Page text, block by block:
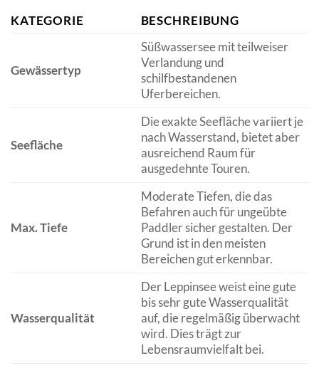
KATEGORIE BESCHREIBUNG
Gewässertyp
Süßwassersee mit teilweiser
Verlandung und
schilfbestandenen
Uferbereichen.
Seefläche
Die exakte Seefläche variiert je
nach Wasserstand, bietet aber
ausreichend Raum für
ausgedehnte Touren.
Max. Tiefe
Moderate Tiefen, die das
Befahren auch für ungeübte
Paddler sicher gestalten. Der
Grund ist in den meisten
Bereichen gut erkennbar.
Wasserqualität
Der Leppinsee weist eine gute
bis sehr gute Wasserqualität
auf, die regelmäßig überwacht
wird. Dies trägt zur
Lebensraumvielfalt bei.